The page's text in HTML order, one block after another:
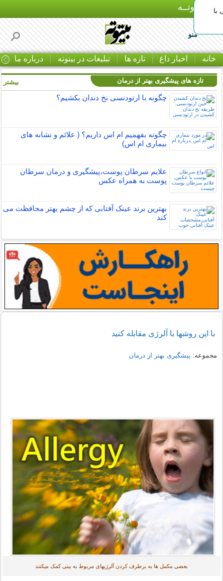
بـیتوتــه
منو
خانه اخبار داغ تازه ها تبلیغات در بیتوته درباره ما
با
تازه های پیشگیری بهتر از درمان
چگونه با ارتودنسی نخ دندان بکشیم؟
چگونه بفهمیم ام اس داریم؟ ( علائم و نشانه های
بیماری ام اس)
علایم سرطان پوست،پیشگیری و درمان سرطان
پوست به همراه عکس
بهترین برند عینک آفتابی که از چشم بهتر محافظت می
کند
بیشتر
با این روشها با آلرژی مقابله کنید
مجموعه: پیشگیری بهتر از درمان
بعضی مکمل ها به برطرف کردن آلرژیهای مربوط به بینی کمک میکنند